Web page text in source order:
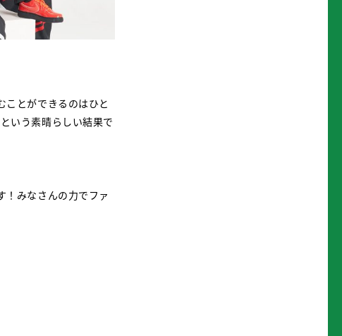
ことができるのはひと
いう素晴らしい結果で
！みなさんの力でファ